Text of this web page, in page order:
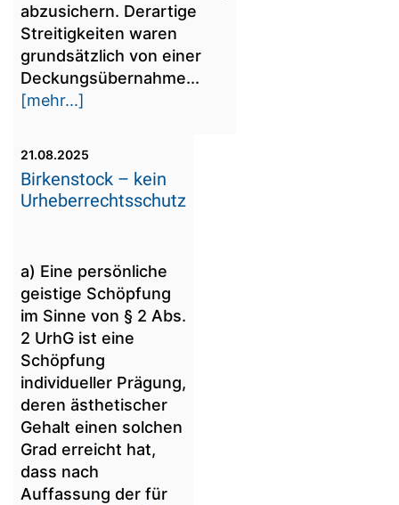
abzusichern. Derartige
Streitigkeiten waren
grundsätzlich von einer
Deckungsübernahme...
[mehr...]
21.08.2025
Birkenstock – kein
Urheberrechtsschutz
a) Eine persönliche
geistige Schöpfung
im Sinne von § 2 Abs.
2 UrhG ist eine
Schöpfung
individueller Prägung,
deren ästhetischer
Gehalt einen solchen
Grad erreicht hat,
dass nach
Auffassung der für